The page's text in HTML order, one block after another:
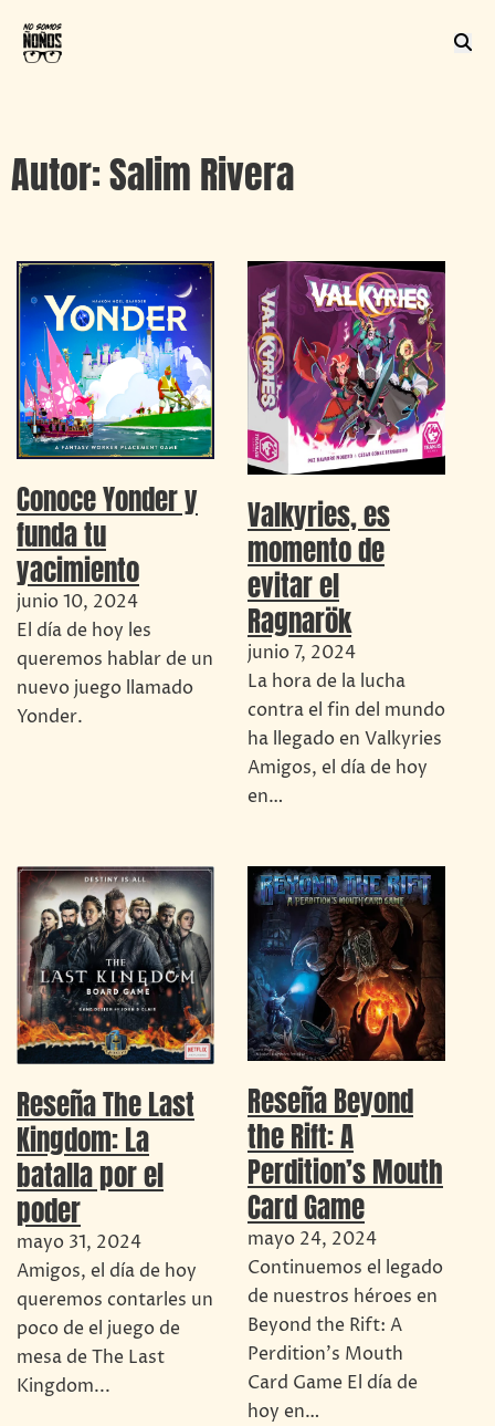
Autor:Salim Rivera
Conoce Yonder y
funda tu
yacimiento
junio 10, 2024
El día de hoy les
queremos hablar de un
nuevo juego llamado
Yonder.
Valkyries, es
momento de
evitar el
Ragnarök
junio 7, 2024
La hora de la lucha
contra el fin del mundo
ha llegado en Valkyries
Amigos, el día de hoy
en…
Reseña The Last
Kingdom: La
batalla por el
poder
mayo 31, 2024
Amigos, el día de hoy
queremos contarles un
poco de el juego de
mesa de The Last
Kingdom...
Reseña Beyond
the Rift: A
Perdition’s Mouth
Card Game
mayo 24, 2024
Continuemos el legado
de nuestros héroes en
Beyond the Rift: A
Perdition's Mouth
Card Game El día de
hoy en…